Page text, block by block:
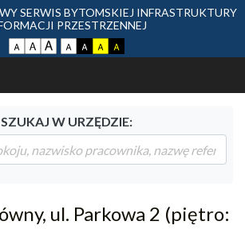
SERWIS BYTOMSKIEJ INFRASTRUKTURY
PRZESTRZENNEJ
SZUKAJ W URZĘDZIE:
ul. Parkowa 2 (piętro: